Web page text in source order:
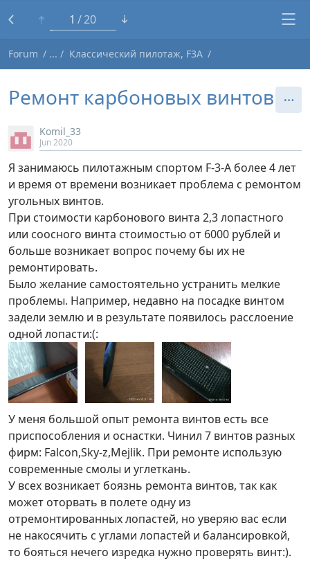
1 20
Forum Классический пилотаж, F3A
Ремонт карбоновых винтов
Komil_33
Jun 2020
Я занимаюсь пилотажным спортом F-3-A более 4 лет
и время от времени возникает проблема с ремонтом
угольных винтов.
При стоимости карбонового винта 2,3 лопастного
или соосного винта стоимостью от 6000 рублей и
больше возникает вопрос почему бы их не
ремонтировать.
Было желание самостоятельно устранить мелкие
проблемы. Например, недавно на посадке винтом
задели землю и в результате появилось расслоение
одной лопасти:(:
У меня большой опыт ремонта винтов есть все
приспособления и оснастки. Чинил 7 винтов разных
фирм: Falcon,Sky-z,Mejlik. При ремонте использую
современные смолы и углеткань.
У всех возникает боязнь ремонта винтов, так как
может оторвать в полете одну из
отремонтированных лопастей, но уверяю вас если
не накосячить с углами лопастей и балансировкой,
то бояться нечего изредка нужно проверять винт:).